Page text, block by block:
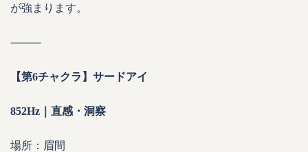
が強まります。
⸻
【第6チャクラ】サードアイ
852Hz｜直感・洞察
場所：眉間